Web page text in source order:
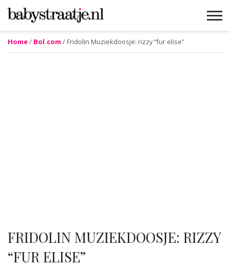
MAMAVLOGS
ZWANGER
BABY
LIFESTYLE
MUSTHAVES
CELEBS
ADVIES
WEBSHOPS
GRATIS
WIN
KORTINGEN
Home/ Bol.com / Fridolin Muziekdoosje: rizzy “fur elise”
FRIDOLIN MUZIEKDOOSJE: RIZZY
“FUR ELISE”